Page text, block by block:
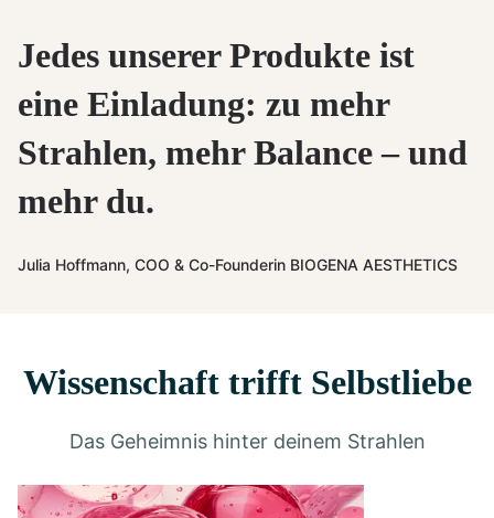
Jedes unserer Produkte ist
eine Einladung: zu mehr
Strahlen, mehr Balance – und
mehr du.
Julia Hoffmann, COO & Co-Founderin BIOGENA AESTHETICS
Wissenschaft trifft Selbstliebe
Das Geheimnis hinter deinem Strahlen